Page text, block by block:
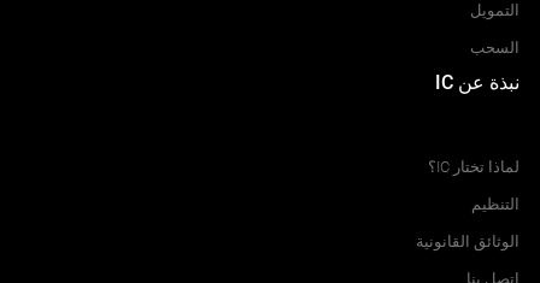
التمويل
السحب
نبذة عن IC
لماذا تختار IC؟
التنظيم
الوثائق القانونية
اتصل بنا